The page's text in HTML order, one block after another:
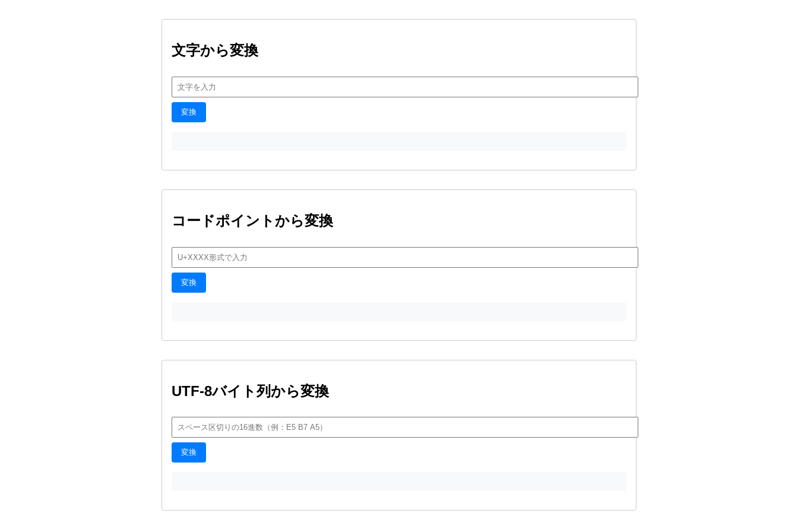
文字から変換
変換
コードポイントから変換
変換
UTF-8バイト列から変換
変換